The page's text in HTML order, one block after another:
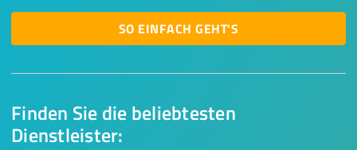
Finden Sie die beliebtesten
Dienstleister:
SO EINFACH GEHT'S